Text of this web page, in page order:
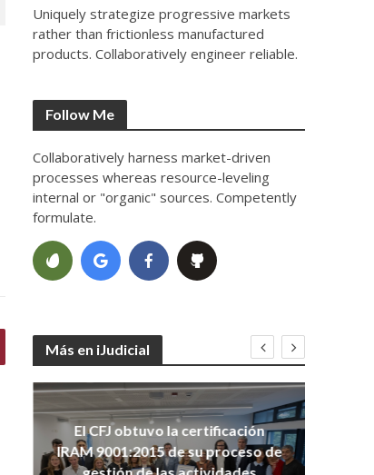
Uniquely strategize progressive markets
rather than frictionless manufactured
products. Collaboratively engineer reliable.
Follow Me
Collaboratively harness market-driven
processes whereas resource-leveling
internal or "organic" sources. Competently
formulate.
Más en iJudicial
El CFJ obtuvo la certificación
IRAM 9001:2015 de su proceso de